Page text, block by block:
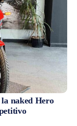
naked Hero